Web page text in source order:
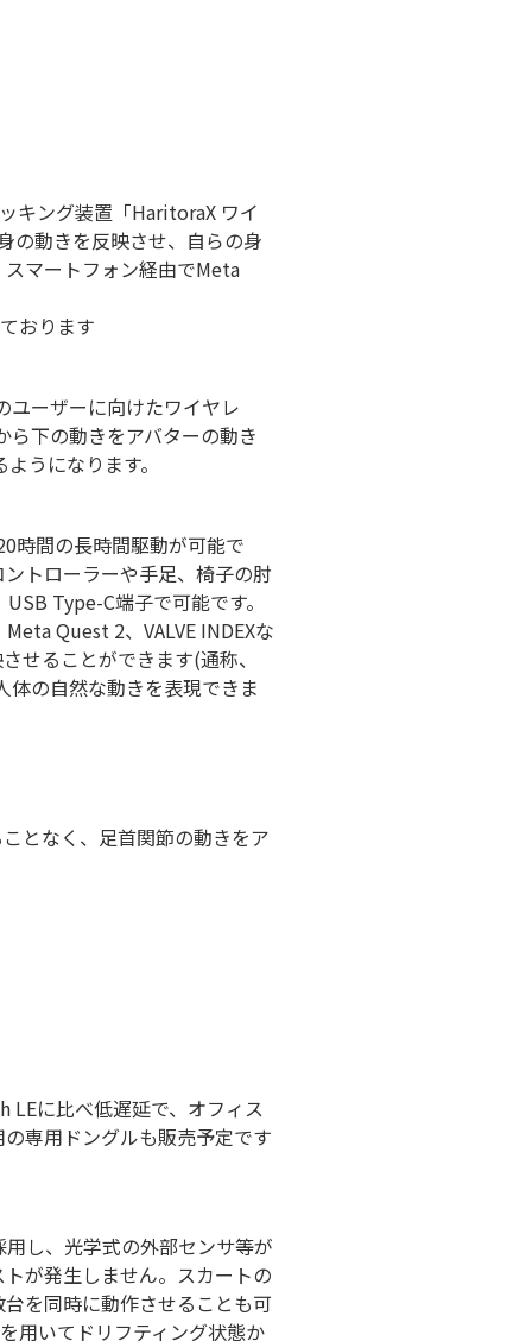
キング装置「HaritoraX ワイ
の動きを反映させ、自らの身
マートフォン経由でMeta
おります
ユーザーに向けたワイヤレ
下の動きをアバターの動き
うになります。
時間の長時間駆動が可能で
トローラーや手足、椅子の肘
Type-C端子で可能です。
Quest 2、VALVE INDEXな
せることができます(通称、
の自然な動きを表現できま
となく、足首関節の動きをア
に比べ低遅延で、オフィス
専用ドングルも販売予定です
し、光学式の外部センサ等が
が発生しません。スカートの
を同時に動作させることも可
用いてドリフティング状態か